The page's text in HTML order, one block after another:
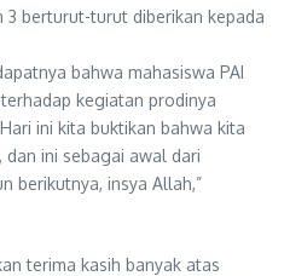
3 berturut-turut diberikan kepada
bahwa mahasiswa PAI
kegiatan prodinya
ini kita buktikan bahwa kita
dan ini sebagai awal dari
berikutnya, insya Allah,”
terima kasih banyak atas